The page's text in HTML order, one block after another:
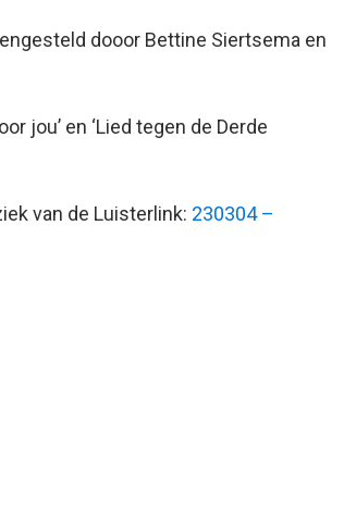
dooor Bettine Siertsema en
jou’ en ‘Lied tegen de Derde
van de Luisterlink: 230304 –